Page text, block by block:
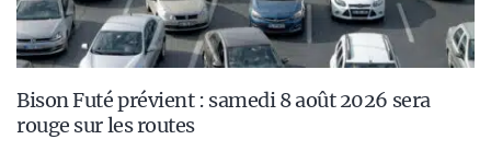
Bison Futé prévient : samedi 8 août 2026 sera
rouge sur les routes